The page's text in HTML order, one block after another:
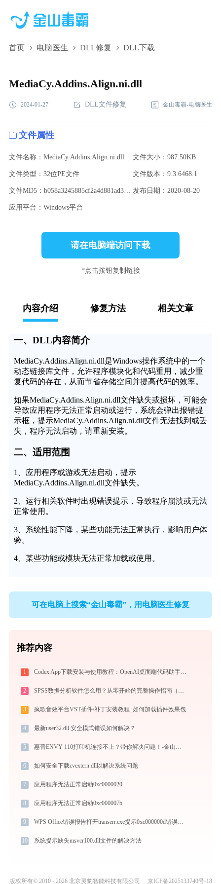
首页 电脑医生 DLL修复 DLL下载
MediaCy.Addins.Align.ni.dll,MediaCy.Addins.Align.ni.dll下
MediaCy.Addins.Align.ni.dll
2024-01-27 DLL文件修复 金山毒霸-电脑医生
文件属性
文件名称：MediaCy.Addins.Align.ni.dll 文件大小：987.50KB
文件类型：32位PE文件 文件版本：9.3.6468.1
文件MD5：b058a3245885cf2a4d881ad3534c353f 发布日期：2020-08-20
应用平台：Windows平台
请在电脑端访问下载
*点击按钮复制链接
内容介绍 修复方法 相关文章
一、DLL内容简介
MediaCy.Addins.Align.ni.dll是Windows操作系统中的一个
动态链接库文件，允许程序模块化和代码重用，减少重
复代码的存在，从而节省存储空间并提高代码的效率。
如果MediaCy.Addins.Align.ni.dll文件缺失或损坏，可能会
导致应用程序无法正常启动或运行，系统会弹出报错提
示框，提示MediaCy.Addins.Align.ni.dll文件无法找到或丢
失，程序无法启动，请重新安装。
二、适用范围
1、应用程序或游戏无法启动，提示
MediaCy.Addins.Align.ni.dll文件缺失。
2、运行相关软件时出现错误提示，导致程序崩溃或无法
正常使用。
3、系统性能下降，某些功能无法正常执行，影响用户体
验。
4、某些功能或模块无法正常加载或使用。
可在电脑上搜索“金山毒霸”，用电脑医生修复
推荐内容
1 Codex App下载安装与使用教程：OpenAI桌面端代码助手从入门到高效协作
2 SPSS数据分析软件怎么用？从零开始的完整操作指南（附实战案例）
3 疯歌音效平台VST插件/补丁安装教程_如何加载插件效果包
4 最新user32.dll 安全模式错误如何解决？
5 惠普ENVY 110打印机连接不上？带你解决问题！-金山毒霸
6 如何安全下载cvextern.dll以解决系统问题
7 应用程序无法正常启动0xc0000020
8 应用程序无法正常启动0xc000007b
9 WPS Office错误报告打开transerr.exe提示0xc000000d错误码怎么办
10 系统提示缺失msvcr100.dll文件的解决方法
版权所有© 2010 - 2026 北京灵豹智能科技有限公司 京ICP备2025133740号-18